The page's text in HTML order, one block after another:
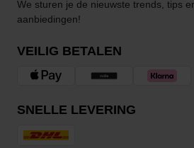
We sturen je de nieuwste trends, tips
aanbiedingen!
VEILIG BETALEN
SNELLE LEVERING